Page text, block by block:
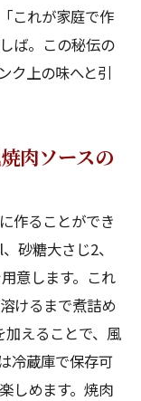
これが家庭で作
ば。この秘伝の
ク上の味へと引
肉ソースの
作ることができ
砂糖大さじ2、
意します。これ
けるまで煮詰め
加えることで、風
冷蔵庫で保存可
しめます。焼肉